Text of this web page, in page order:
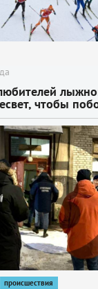
чтобы
Легкова»
происшествия